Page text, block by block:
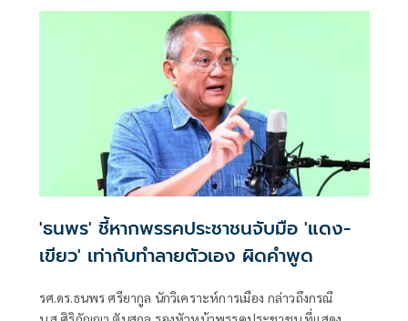
'ธนพร' ชี้หากพรรคประชาชนจับมือ 'แดง-
เขียว' เท่ากับทำลายตัวเอง ผิดคำพูด
รศ.ดร.ธนพร ศรียากูล นักวิเคราะห์การเมือง กล่าวถึงกรณี